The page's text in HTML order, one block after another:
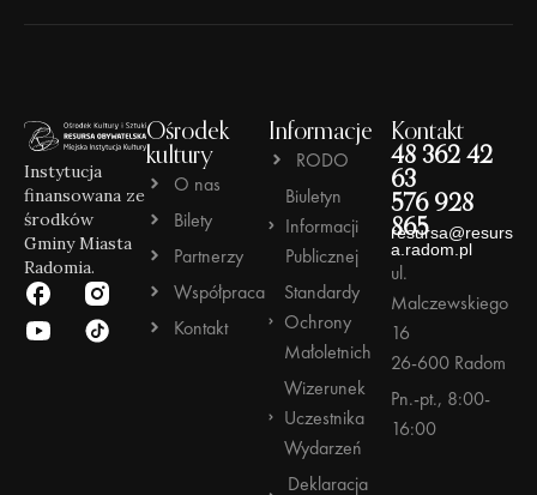
Instytucja
finansowana ze
środków
Gminy Miasta
Radomia.
Ośrodek
kultury
O nas
Bilety
Partnerzy
Współpraca
Kontakt
Informacje
RODO
Biuletyn
Informacji
Publicznej
Standardy
Ochrony
Małoletnich
Wizerunek
Uczestnika
Wydarzeń
Deklaracja
Kontakt
48 362 42
63
576 928
865
resursa@resurs
a.radom.pl
ul.
Malczewskiego
16
26-600 Radom
Pn.-pt., 8:00-
16:00